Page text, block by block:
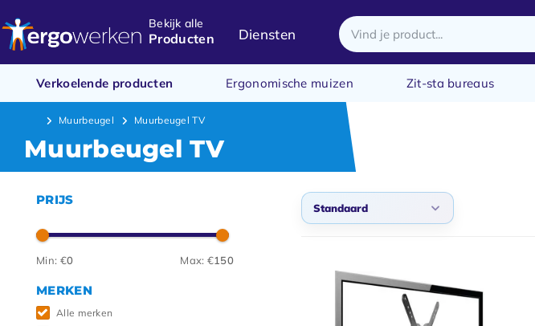
Bekijk alle
Producten Diensten
Verkoelende producten Ergonomische muizen Zit-sta bureaus
Muurbeugel Muurbeugel TV
Muurbeugel TV
PRIJS
Min: €0 Max: €150
MERKEN
Alle merken
Standaard
Meest bekeken
Nieuwste producten